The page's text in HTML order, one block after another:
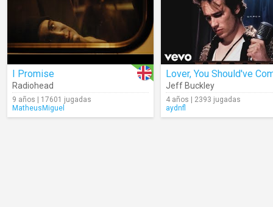
I Promise
Radiohead
9 años | 17601 jugadas
MatheusMiguel
Jeff Buckley
4 años | 2393 jugadas
aydnfl